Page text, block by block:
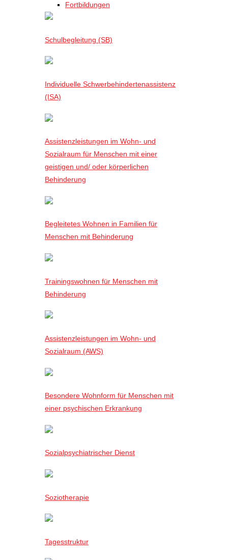
Fortbildungen
Schulbegleitung (SB)
Individuelle Schwerbehindertenassistenz
(ISA)
Assistenzleistungen im Wohn- und
Sozialraum für Menschen mit einer
geistigen und/ oder körperlichen
Behinderung
Begleitetes Wohnen in Familien für
Menschen mit Behinderung
Trainingswohnen für Menschen mit
Behinderung
Assistenzleistungen im Wohn- und
Sozialraum (AWS)
Besondere Wohnform für Menschen mit
einer psychischen Erkrankung
Sozialpsychiatrischer Dienst
Soziotherapie
Tagesstruktur